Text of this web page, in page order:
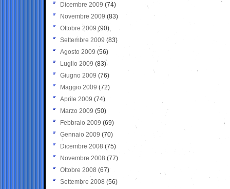
Dicembre 2009 (74)
Novembre 2009 (83)
Ottobre 2009 (90)
Settembre 2009 (83)
Agosto 2009 (56)
Luglio 2009 (83)
Giugno 2009 (76)
Maggio 2009 (72)
Aprile 2009 (74)
Marzo 2009 (50)
Febbraio 2009 (69)
Gennaio 2009 (70)
Dicembre 2008 (75)
Novembre 2008 (77)
Ottobre 2008 (67)
Settembre 2008 (56)